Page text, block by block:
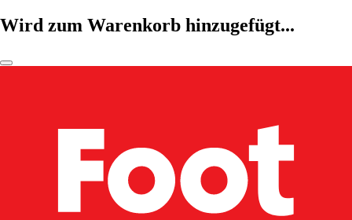
Wird zum Warenkorb hinzugefügt...